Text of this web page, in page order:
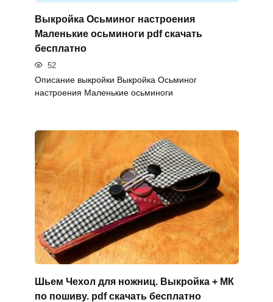
Выкройка Осьминог настроения
Маленькие осьминоги pdf скачать
бесплатно
52
Описание выкройки Выкройка Осьминог
настроения Маленькие осьминоги
Шьем Чехол для ножниц. Выкройка + МК
по пошиву. pdf скачать бесплатно